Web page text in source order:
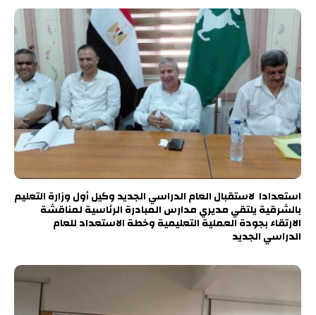
استعدادا لاستقبال العام الدراسي الجديد وكيل أول وزارة التعليم
بالشرقية يلتقي مديري مدارس المبادرة الرئاسية لمناقشة
الارتقاء بجودة العملية التعليمية وخطة الاستعداد للعام
الدراسي الجديد